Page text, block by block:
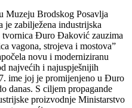
Muzeju Brodskog Posavlja
zabilježena industrijska
tvornica Đuro Đaković zauzima
vagona, strojeva i mostova”
novu i moderniziranu
najvećih i najuspješnijih
ime joj je promijenjeno u Đuro
danas. S ciljem propagande
proizvodnje Ministarstvo